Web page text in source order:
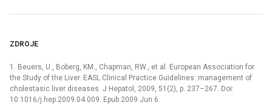
ZDROJE
1. Beuers, U., Boberg, KM., Chapman, RW., et al. European Association for
the Study of the Liver. EASL Clinical Practice Guidelines: management of
cholestasic liver diseases. J Hepatol, 2009, 51(2), p. 237–267. Doi:
10.1016/j.hep.2009.04.009. Epub 2009 Jun 6.